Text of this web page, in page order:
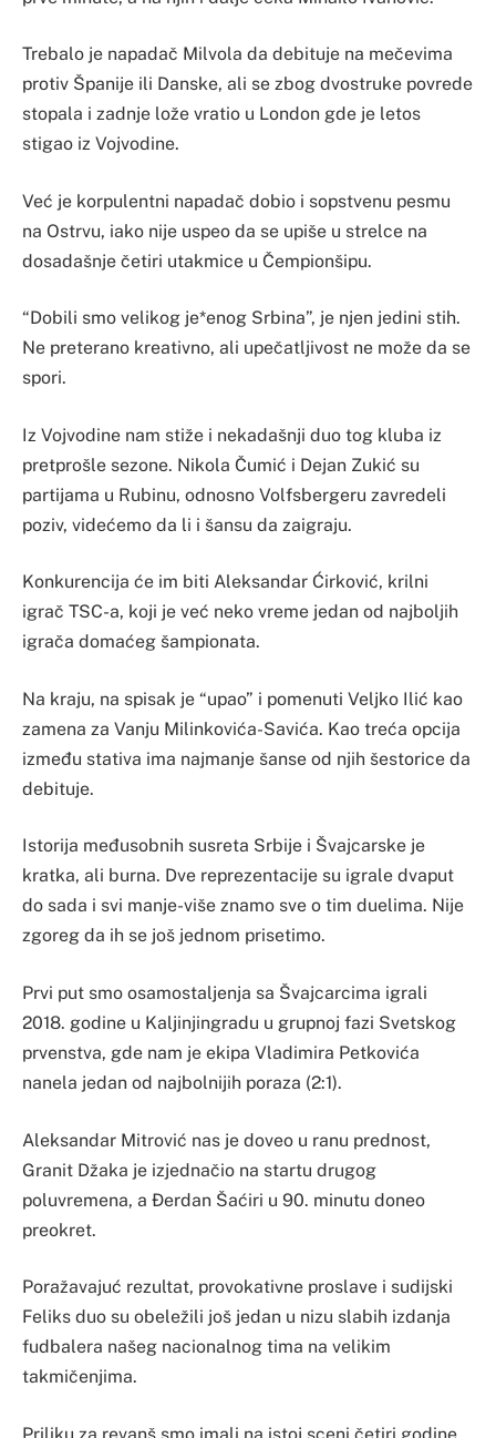
Trebalo je napadač Milvola da debituje na mečevima
protiv Španije ili Danske, ali se zbog dvostruke povrede
stopala i zadnje lože vratio u London gde je letos
stigao iz Vojvodine.
Već je korpulentni napadač dobio i sopstvenu pesmu
na Ostrvu, iako nije uspeo da se upiše u strelce na
dosadašnje četiri utakmice u Čempionšipu.
“Dobili smo velikog je*enog Srbina”, je njen jedini stih.
Ne preterano kreativno, ali upečatljivost ne može da se
spori.
Iz Vojvodine nam stiže i nekadašnji duo tog kluba iz
pretprošle sezone. Nikola Čumić i Dejan Zukić su
partijama u Rubinu, odnosno Volfsbergeru zavredeli
poziv, videćemo da li i šansu da zaigraju.
Konkurencija će im biti Aleksandar Ćirković, krilni
igrač TSC-a, koji je već neko vreme jedan od najboljih
igrača domaćeg šampionata.
Na kraju, na spisak je “upao” i pomenuti Veljko Ilić kao
zamena za Vanju Milinkovića-Savića. Kao treća opcija
između stativa ima najmanje šanse od njih šestorice da
debituje.
Istorija međusobnih susreta Srbije i Švajcarske je
kratka, ali burna. Dve reprezentacije su igrale dvaput
do sada i svi manje-više znamo sve o tim duelima. Nije
zgoreg da ih se još jednom prisetimo.
Prvi put smo osamostaljenja sa Švajcarcima igrali
2018. godine u Kaljinjingradu u grupnoj fazi Svetskog
prvenstva, gde nam je ekipa Vladimira Petkovića
nanela jedan od najbolnijih poraza (2:1).
Aleksandar Mitrović nas je doveo u ranu prednost,
Granit Džaka je izjednačio na startu drugog
poluvremena, a Đerdan Šaćiri u 90. minutu doneo
preokret.
Poražavajuć rezultat, provokativne proslave i sudijski
Feliks duo su obeležili još jedan u nizu slabih izdanja
fudbalera našeg nacionalnog tima na velikim
takmičenjima.
Priliku za revanš smo imali na istoj sceni četiri godine